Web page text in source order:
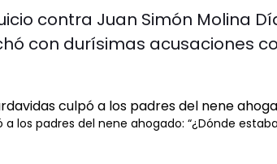
contra Juan Simón Molina
con durísimas acusaciones
los padres del nene ahogado: “¿Dónde